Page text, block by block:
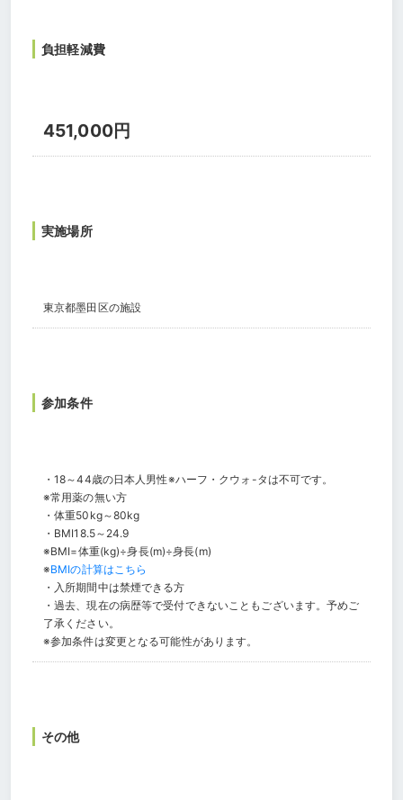
負担軽減費
451,000円
実施場所
東京都墨田区の施設
参加条件
・18～44歳の日本人男性※ハーフ・クウォ-タは不可です。
※常用薬の無い方
・体重50kg～80kg
・BMI18.5～24.9
※BMI=体重(kg)÷身長(m)÷身長(m)
※BMIの計算はこちら
・入所期間中は禁煙できる方
・過去、現在の病歴等で受付できないこともございます。予めご
了承ください。
※参加条件は変更となる可能性があります。
その他